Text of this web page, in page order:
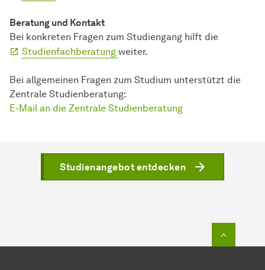
Beratung und Kontakt
Bei konkreten Fragen zum Studiengang hilft die
Studienfachberatung weiter.
Bei allgemeinen Fragen zum Studium unterstützt die
Zentrale Studienberatung:
E-Mail an die Zentrale Studienberatung
Studienangebot entdecken